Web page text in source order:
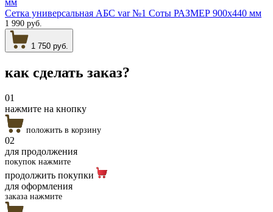
Сетка универсальная АБС var №1 Соты РАЗМЕР 900х440 мм
1 990 руб.
1 750 руб.
как сделать заказ?
01
нажмите на кнопку
положить в корзину
02
для продолжения
покупок нажмите
продолжить покупки
для оформления
заказа нажмите